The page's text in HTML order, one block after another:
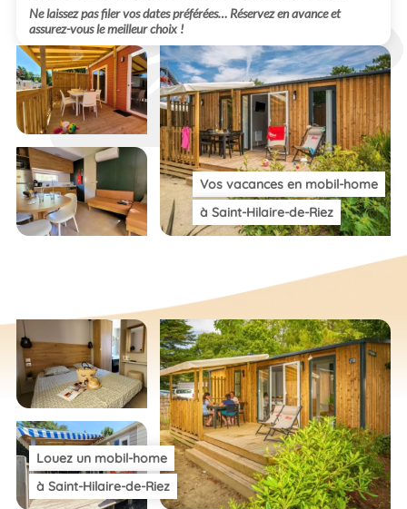
Ne laissez pas filer vos dates préférées… Réservez en avance et
assurez-vous le meilleur choix !
Vos vacances en mobil-home
à Saint-Hilaire-de-Riez
Louez un mobil-home
à Saint-Hilaire-de-Riez